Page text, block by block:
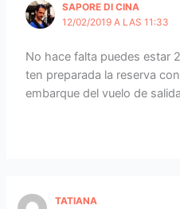
SAPORE DI CINA
12/02/2019 A LAS 11:33
No hace falta puedes estar
ten preparada la reserva
embarque del vuelo de
TATIANA